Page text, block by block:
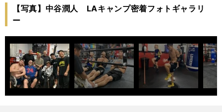
【写真】中谷潤人 LAキャンプ密着フォトギャラリ
ー